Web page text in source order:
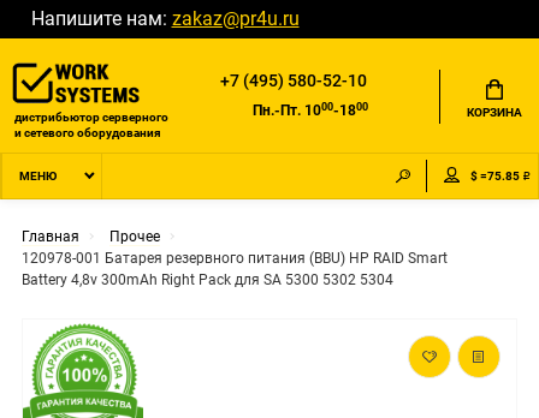
Напишите нам: zakaz@pr4u.ru
дистрибьютор серверного
и сетевого оборудования
+7 (495) 580-52-10
Пн.-Пт. 1000-1800 КОРЗИНА
МЕНЮ $ =75.85 ₽
Главная
Прочее
120978-001 Батарея резервного питания (BBU) HP RAID Smart
Battery 4,8v 300mAh Right Pack для SA 5300 5302 5304